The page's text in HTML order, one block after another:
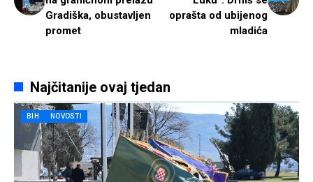
Gradiška, obustavljen
promet
oprašta od ubijenog
mladića
Najčitanije ovaj tjedan
BIH NOVOSTI